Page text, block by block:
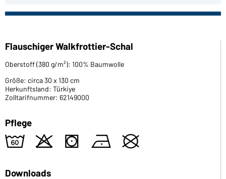
Flauschiger Walkfrottier-Schal
Oberstoff (380 g/m²): 100% Baumwolle
Größe: circa 30 x 130 cm
Herkunftsland: Türkiye
Zolltarifnummer: 62149000
Pflege
4 o s n U
Downloads